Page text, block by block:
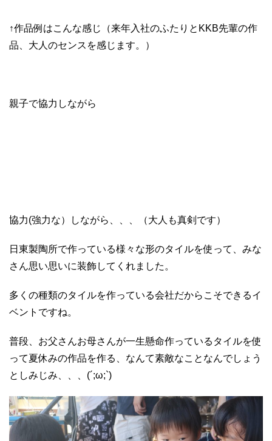
↑作品例はこんな感じ（来年入社のふたりとKKB先輩の作
品、大人のセンスを感じます。）
親子で協力しながら
協力(強力な）しながら、、、（大人も真剣です）
日東製陶所で作っている様々な形のタイルを使って、みな
さん思い思いに装飾してくれました。
多くの種類のタイルを作っている会社だからこそできるイ
ベントですね。
普段、お父さんお母さんが一生懸命作っているタイルを使
って夏休みの作品を作る、なんて素敵なことなんでしょう
としみじみ、、、(´;ω;`)